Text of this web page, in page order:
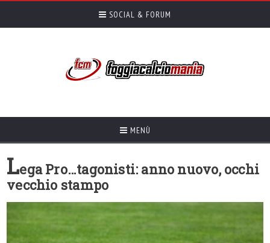
SOCIAL & FORUM
MENÙ
Lega Pro…tagonisti: anno nuovo, occhi
vecchio stampo